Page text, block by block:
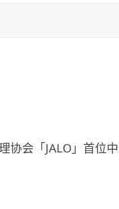
会「JALO」首位